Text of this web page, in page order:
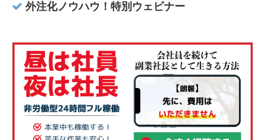
外注化ノウハウ！特別ウェビナー